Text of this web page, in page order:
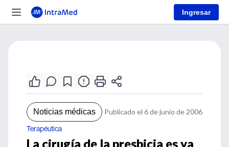
Ingresar
Noticias médicas Publicado el 6 de junio de 2006
Terapéutica
La cirugía de la presbicia es ya